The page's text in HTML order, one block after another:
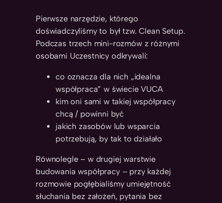
Pierwsze narzędzie, którego
doświadczyliśmy to był tzw. Clean Setup.
Podczas trzech mini-rozmów z różnymi
osobami Uczestnicy odkrywali:
co oznacza dla nich „idealna
współpraca” w świecie VUCA
kim oni sami w takiej współpracy
chcą / powinni być
jakich zasobów lub wsparcia
potrzebują, by tak to działało
Równolegle – w drugiej warstwie
budowania współpracy – przy każdej
rozmowie pogłębialiśmy umiejętność
słuchania bez założeń, pytania bez